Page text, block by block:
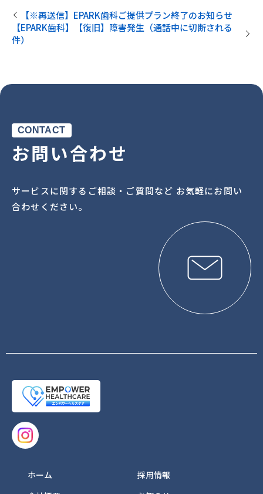
【※再送信】EPARK歯科ご提供プラン終了のお知らせ
【EPARK歯科】【復旧】障害発生（通話中に切断される
件）
CONTACT
お問い合わせ
サービスに関するご相談・ご質問など お気軽にお問い
合わせください。
ホーム
採用情報